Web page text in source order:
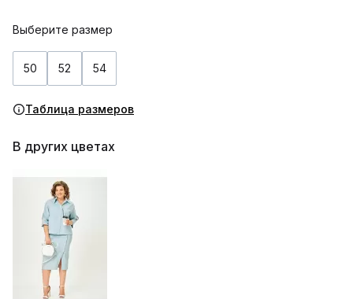
Выберите размер
50 52 54
Таблица размеров
В других цветах